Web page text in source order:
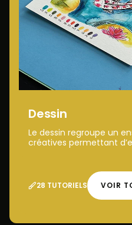
Dessin
Le dessin regroupe un
créatives permettant
28 TUTORIELS VOIR